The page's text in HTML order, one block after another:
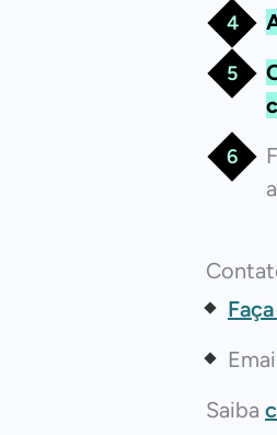
Saiba